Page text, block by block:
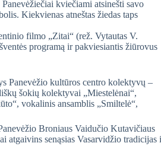
kviečiami atsinešti savo
Kiekvienas atneštas žiedas taps
filmo „Zitai“ (rež. Vytautas V.
programą ir pakviesiantis žiūrovus
Panevėžio kultūros centro kolektyvų –
šokių kolektyvai „Miestelėnai“,
vokalinis ansamblis „Smiltelė“,
Broniaus Vaidučio Kutavičiaus
atgaivins senąsias Vasarvidžio tradicijas